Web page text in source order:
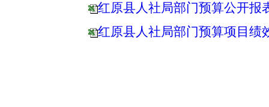
红原县人社局部门预算公开报
红原县人社局部门预算项目绩